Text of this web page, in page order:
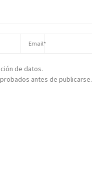
de datos.
antes de publicarse.